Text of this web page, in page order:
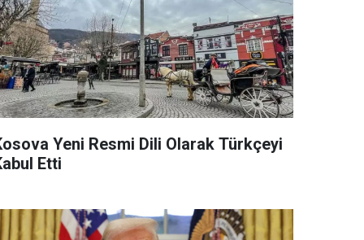
Yeni Resmi Dili Olarak Türkçeyi
Etti